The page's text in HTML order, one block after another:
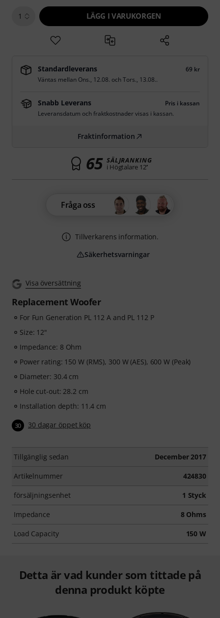
Visa översättning
Replacement Woofer
For Fun Generation PL 112 A and PL 112 P
Size: 12"
Impedance: 8 Ohm
Power rating: 150 W (RMS), 300 W (AES), 600 W (Peak)
Diameter: 30.4 cm
Hole cut-out: 28.2 cm
Installation depth: 11.4 cm
30 30 dagar öppet köp
Tillgänglig sedan December 2017
Artikelnummer 424830
försäljningsenhet 1 Styck
Impedance 8 Ohms
Load Capacity 150 W
1 LÄGG I VARUKORGEN
Standardleverans
69 kr
Väntas mellan Ons., 12.08. ochTors., 13.08..
Snabb Leverans
Pris i kassan
Leveransdatum och fraktkostnader visas i kassan.
Fraktinformation
65 SÄLJRANKING
i Högtalare 12’’
Fråga oss
Tillverkarens information.
Säkerhetsvarningar
Detta är vad kunder som tittade på
denna produkt köpte